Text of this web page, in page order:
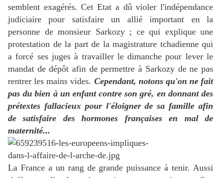
semblent exagérés. Cet Etat a dû violer l'indépendance
judiciaire pour satisfaire un allié important en la
personne de monsieur Sarkozy ; ce qui explique une
protestation de la part de la magistrature tchadienne qui
a forcé ses juges à travailler le dimanche pour lever le
mandat de dépôt afin de permettre à Sarkozy de ne pas
rentrer les mains vides. Cependant, notons qu'on ne fait
pas du bien à un enfant contre son gré, en donnant des
prétextes fallacieux pour l'éloigner de sa famille afin
de satisfaire des hormones françaises en mal de
maternité...
La France a un rang de grande puissance à tenir. Aussi